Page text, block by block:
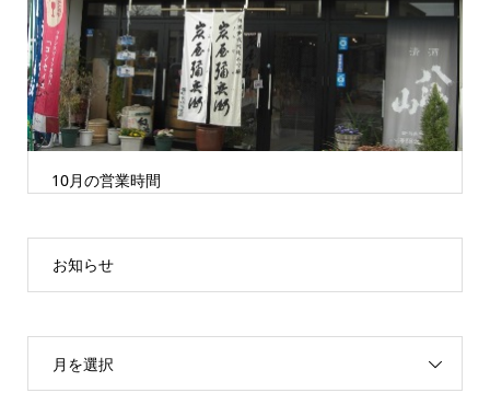
10月の営業時間
お知らせ
月を選択